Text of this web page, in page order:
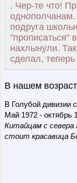
. Чер-те что!
однополчанам.
подруга
"прописаться"
нахлынули.
сделал,
В нашем
В Голубой дивизии
Май 1972 - октябрь
Китайцам с севера
стоит красавица